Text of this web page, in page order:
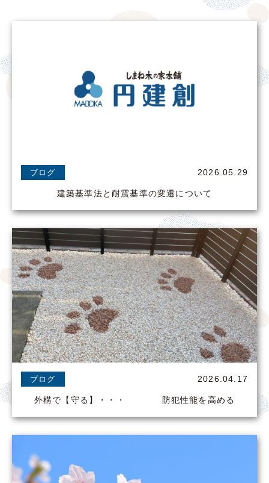
ブログ 2026.05.29
建築基準法と耐震基準の変遷について
ブログ 2026.04.17
外構で【守る】・・・ 防犯性能を高める